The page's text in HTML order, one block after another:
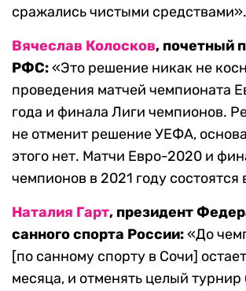
сражались чистыми средствами».
Вячеслав Колосков, почетный
РФС:«Это решение никак не
проведения матчей чемпионата
года и финала Лиги чемпионов.
не отменит решение УЕФА,
этого нет. Матчи Евро-2020 и
чемпионов в 2021 году состоятся
Наталия Гарт, президент
санного спорта России:«До
[по санному спорту в Сочи]
месяца, и отменять целый